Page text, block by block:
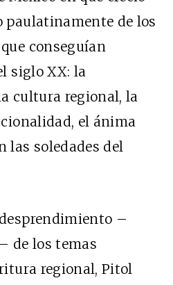
paulatinamente de los
conseguían
sigloXX: la
cultura regional, la
el ánima
las soledades del
–
de los temas
regional, Pitol